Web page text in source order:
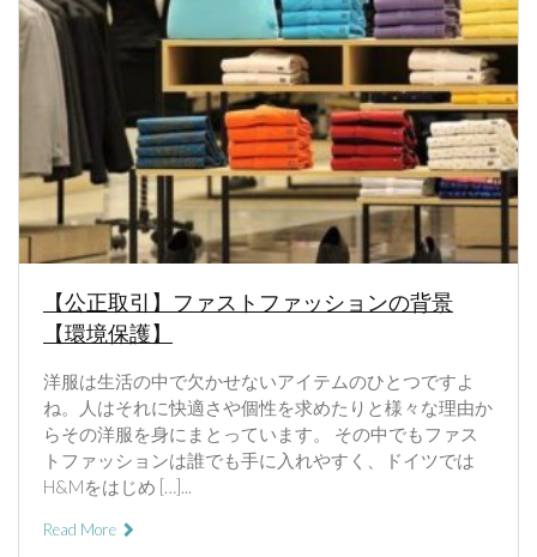
【公正取引】ファストファッションの背景
【環境保護】
洋服は生活の中で欠かせないアイテムのひとつですよ
ね。人はそれに快適さや個性を求めたりと様々な理由か
らその洋服を身にまとっています。 その中でもファス
トファッションは誰でも手に入れやすく、ドイツでは
H&Mをはじめ […]...
Read More